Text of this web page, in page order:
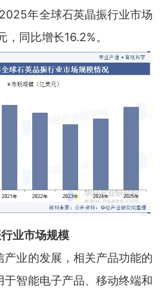
年全球石英晶振行业市场
同比增长16.2%。
业市场规模
产业的发展，相关产品功能的
于智能电子产品、移动终端和